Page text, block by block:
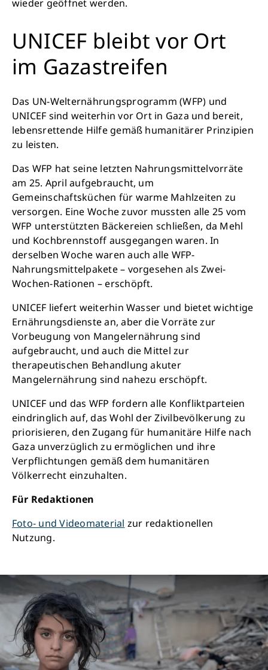
wieder geöffnet werden.
UNICEF bleibt vor Ort
im Gazastreifen
Das UN-Welternährungsprogramm (WFP) und
UNICEF sind weiterhin vor Ort in Gaza und bereit,
lebensrettende Hilfe gemäß humanitärer Prinzipien
zu leisten.
Das WFP hat seine letzten Nahrungsmittelvorräte
am 25. April aufgebraucht, um
Gemeinschaftsküchen für warme Mahlzeiten zu
versorgen. Eine Woche zuvor mussten alle 25 vom
WFP unterstützten Bäckereien schließen, da Mehl
und Kochbrennstoff ausgegangen waren. In
derselben Woche waren auch alle WFP-
Nahrungsmittelpakete – vorgesehen als Zwei-
Wochen-Rationen – erschöpft.
UNICEF liefert weiterhin Wasser und bietet wichtige
Ernährungsdienste an, aber die Vorräte zur
Vorbeugung von Mangelernährung sind
aufgebraucht, und auch die Mittel zur
therapeutischen Behandlung akuter
Mangelernährung sind nahezu erschöpft.
UNICEF und das WFP fordern alle Konfliktparteien
eindringlich auf, das Wohl der Zivilbevölkerung zu
priorisieren, den Zugang für humanitäre Hilfe nach
Gaza unverzüglich zu ermöglichen und ihre
Verpflichtungen gemäß dem humanitären
Völkerrecht einzuhalten.
Für Redaktionen
Foto- und Videomaterial zur redaktionellen
Nutzung.
Retten Sie noch heute Leben
bewirken: z.B. monatlich 25.000 Liter
sauberes Trinkwasser zur Verfügung stellen.
Sauberes Trinkwasser bedeutet: weniger
Krankheit, mehr Kindheit, bessere Zukunft.
Jetzt Leben retten